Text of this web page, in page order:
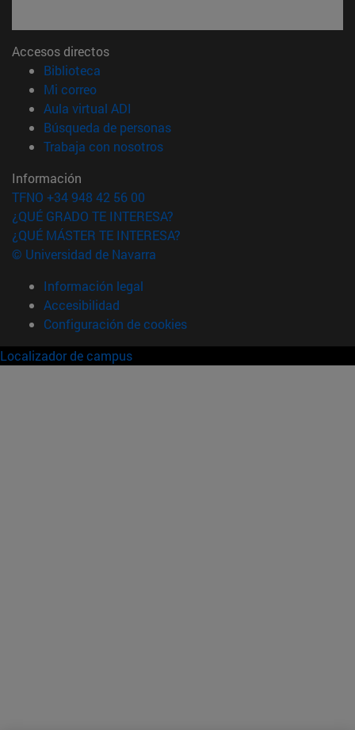
Accesos directos
Biblioteca
Mi correo(abre en nueva ventana)
Aula virtual ADI
Búsqueda de personas(abre en nueva ventana)
Trabaja con nosotros(abre en nueva ventana)
Información
TFNO +34 948 42 56 00
¿QUÉ GRADO TE INTERESA?
¿QUÉ MÁSTER TE INTERESA?
© Universidad de Navarra
Información legal
Accesibilidad
Configuración de cookies
Localizador de campus